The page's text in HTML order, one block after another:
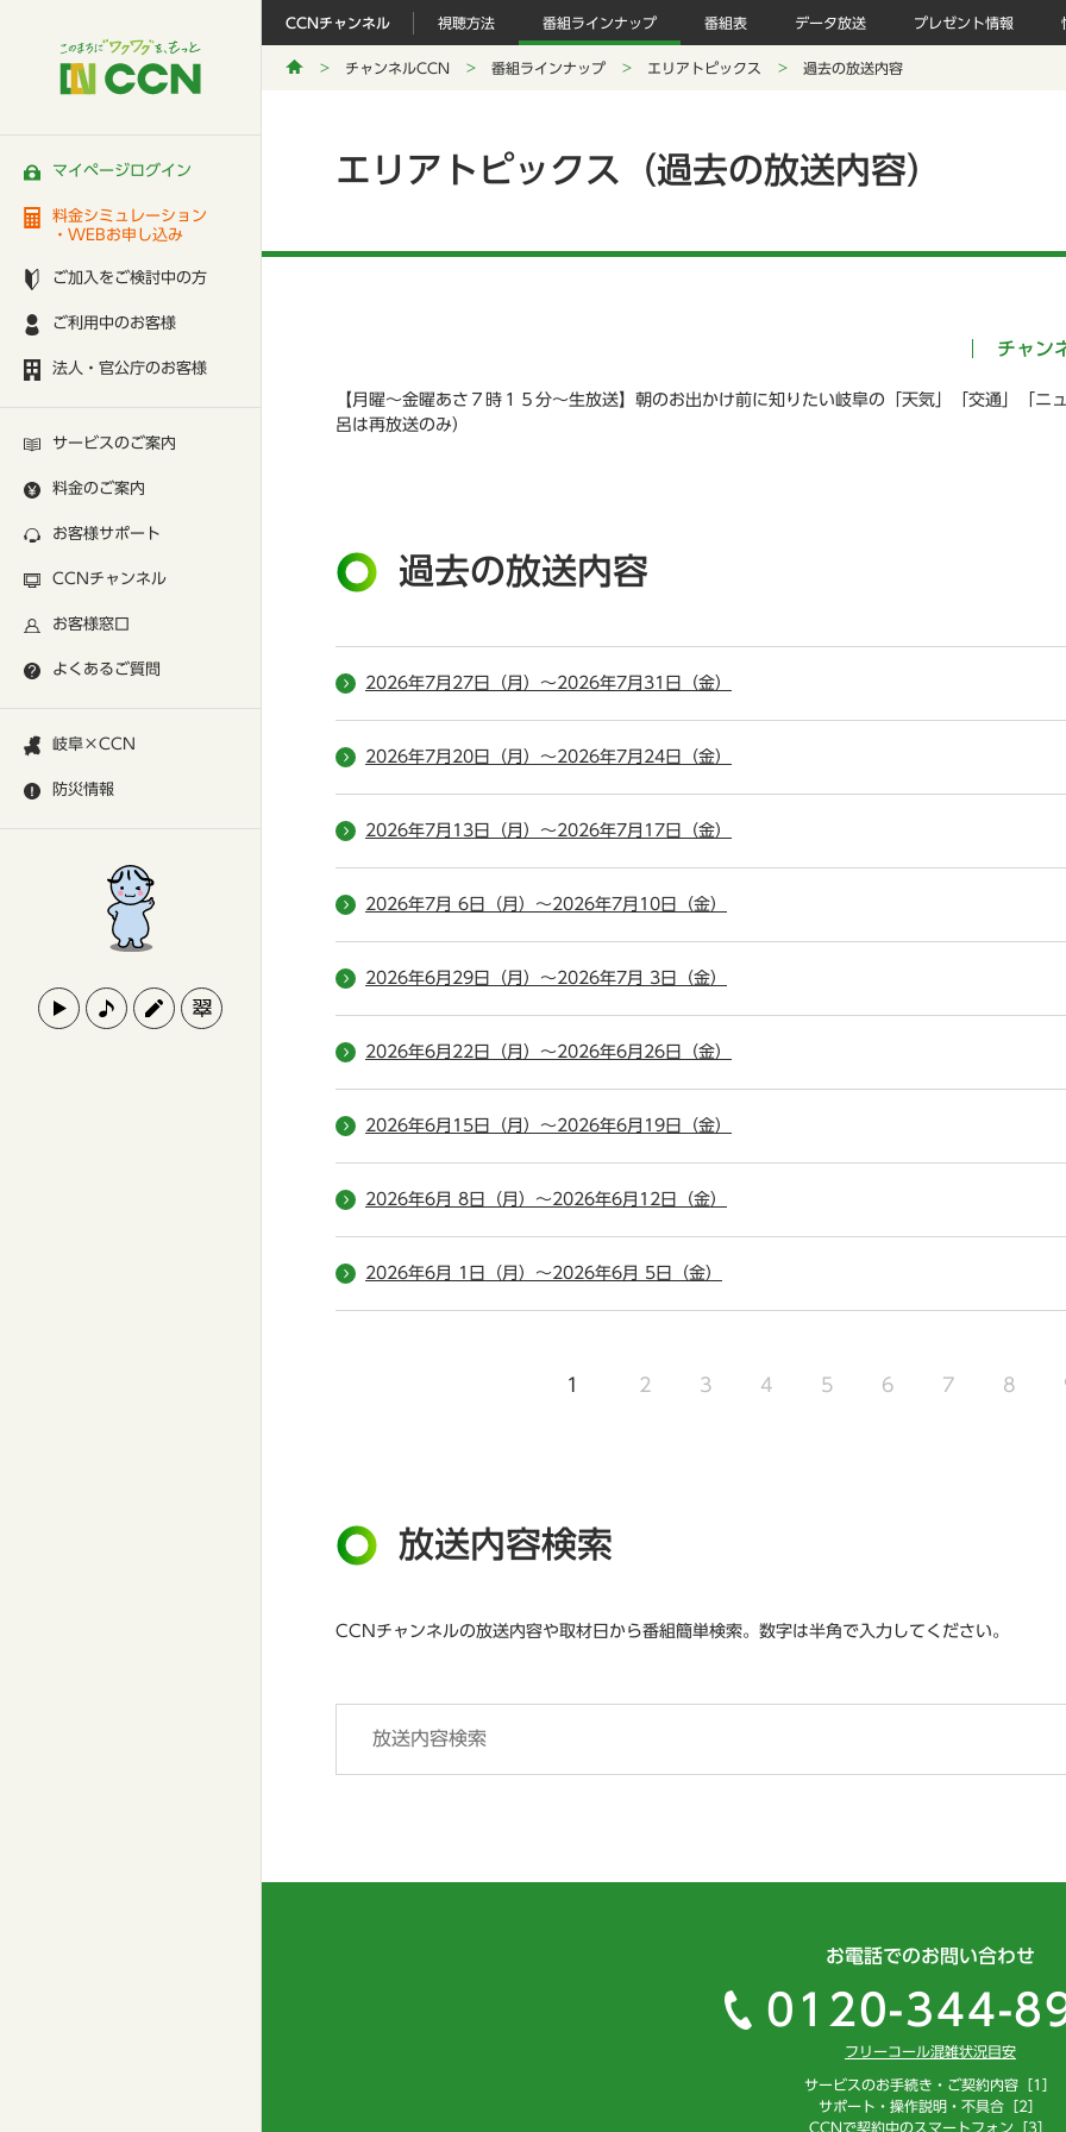
マイページログイン
料金シミュレーション
・WEBお申し込み
ご加入をご検討中の方
ご利用中のお客様
法人・官公庁のお客様
サービスのご案内
料金のご案内
お客様サポート
CCNチャンネル
お客様窓口
よくあるご質問
岐阜×CCN
防災情報
CCNチャンネル 視聴方法 番組ラインナップ 番組表 データ放送 プレゼント情報
チャンネルCCN 番組ラインナップ エリアトピックス 過去の放送内容
エリアトピックス（過去の放送内容）
チャン
【月曜～金曜あさ７時１５分～生放送】朝のお出かけ前に知りたい岐阜の「天気」「交通」「
呂は再放送のみ）
過去の放送内容
2026年7月27日（月）～2026年7月31日（金）
2026年7月20日（月）～2026年7月24日（金）
2026年7月13日（月）～2026年7月17日（金）
2026年7月 6日（月）～2026年7月10日（金）
2026年6月29日（月）～2026年7月 3日（金）
2026年6月22日（月）～2026年6月26日（金）
2026年6月15日（月）～2026年6月19日（金）
2026年6月 8日（月）～2026年6月12日（金）
2026年6月 1日（月）～2026年6月 5日（金）
1 2 3 4 5 6 7 8
放送内容検索
CCNチャンネルの放送内容や取材日から番組簡単検索。数字は半角で入力してください。
お電話でのお問い合わせ
0120-344-
フリーコール混雑状況目安
サービスのお手続き・ご契約内容［1］
サポート・操作説明・不具合［2］
CCNで契約中のスマートフォン［3］